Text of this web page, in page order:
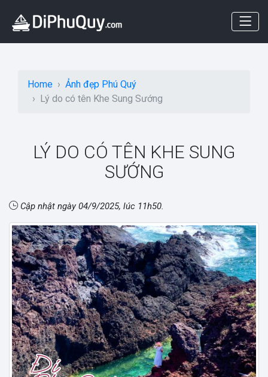
Home
Ảnh đẹp Phú Quý
Lý do có tên Khe Sung Sướng
LÝ DO CÓ TÊN KHE SUNG
SƯỚNG
Cập nhật ngày04/9/2025, lúc 11h50.